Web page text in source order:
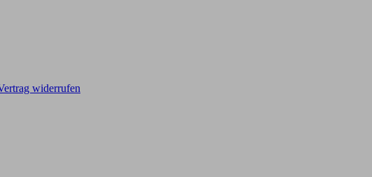
widerrufen